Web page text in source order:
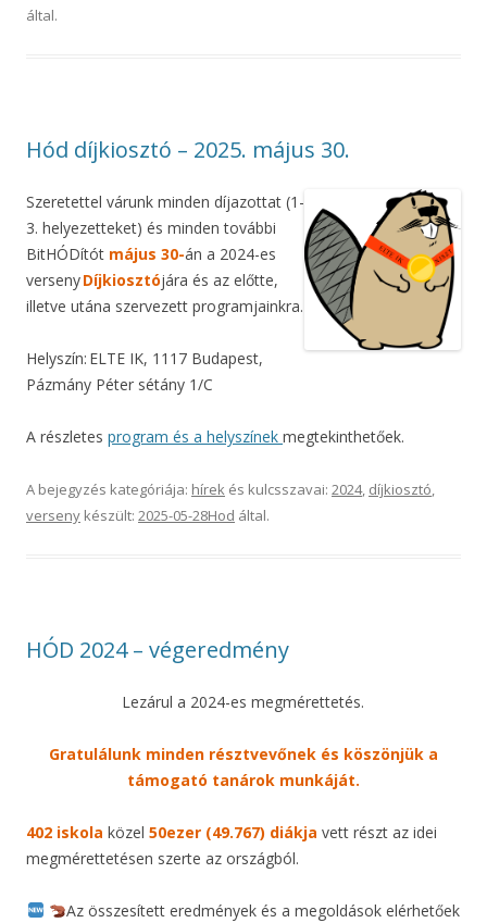
által.
Hód díjkiosztó – 2025. május 30.
Szeretettel várunk minden díjazottat (1-
3. helyezetteket) és minden további
BitHÓDítót május 30-án a 2024-es
versenyDíjkiosztójára és az előtte,
illetve utána szervezett programjainkra.
Helyszín: ELTE IK, 1117 Budapest,
Pázmány Péter sétány 1/C
A részletes program és a helyszínek megtekinthetőek.
A bejegyzés kategóriája: hírek és kulcsszavai: 2024, díjkiosztó,
verseny készült: 2025-05-28Hod által.
HÓD 2024 – végeredmény
Lezárul a 2024-es megmérettetés.
Gratulálunk minden résztvevőnek és köszönjük a
támogató tanárok munkáját.
402 iskola közel 50ezer (49.767) diákja vett részt az idei
megmérettetésen szerte az országból.
Az összesített eredmények és a megoldások elérhetőek